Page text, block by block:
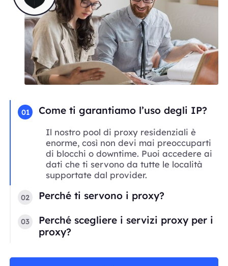
01 Come ti garantiamo l’uso degli IP?
Il nostro pool di proxy residenziali è
enorme, così non devi mai preoccuparti
di blocchi o downtime. Puoi accedere ai
dati che ti servono da tutte le località
supportate dal provider.
02 Perché ti servono i proxy?
03
Perché scegliere i servizi proxy per i
proxy?